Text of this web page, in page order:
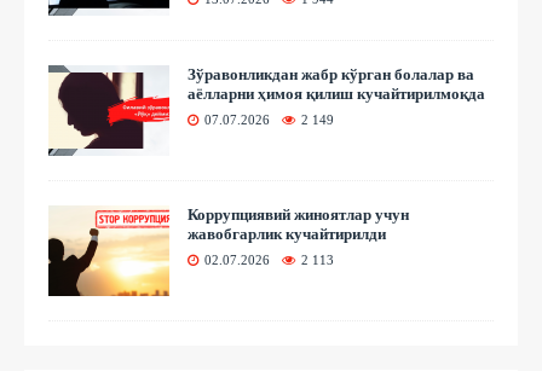
Зўравонликдан жабр кўрган болалар ва
аёлларни ҳимоя қилиш кучайтирилмоқда
07.07.2026 2 149
Коррупциявий жиноятлар учун
жавобгарлик кучайтирилди
02.07.2026 2 113